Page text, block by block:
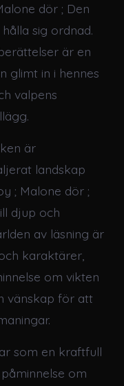
dör ; Den
sig ordnad.
är en
glimt in i hennes
valpens
är
landskap
; Malone dör ;
djup och
av läsning är
karaktärer,
om vikten
vänskap för att
som en kraftfull
om